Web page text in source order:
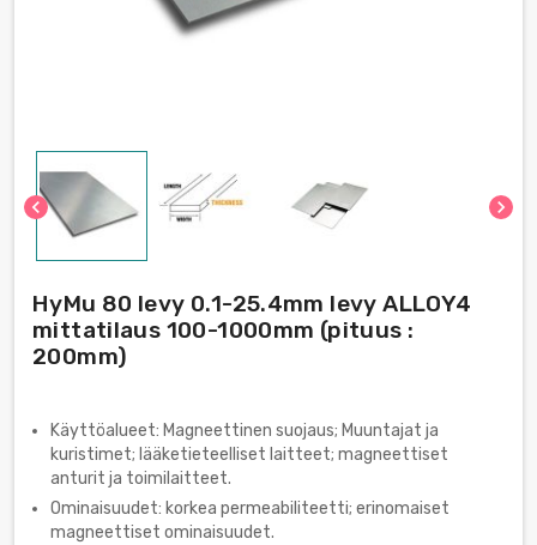
chevron_left chevron_right
HyMu 80 levy 0.1-25.4mm levy ALLOY4
mittatilaus 100-1000mm (pituus :
200mm)
Käyttöalueet: Magneettinen suojaus; Muuntajat ja
kuristimet; lääketieteelliset laitteet; magneettiset
anturit ja toimilaitteet.
Ominaisuudet: korkea permeabiliteetti; erinomaiset
magneettiset ominaisuudet.